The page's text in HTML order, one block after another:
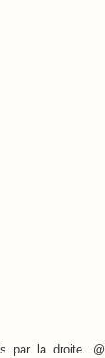
par la droite.